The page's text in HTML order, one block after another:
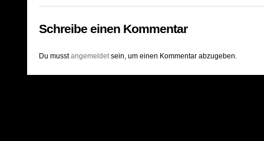
Schreibe einen Kommentar
Du musstangemeldetsein, um einen Kommentar abzugeben.